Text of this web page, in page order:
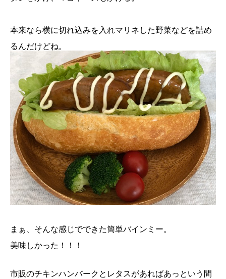
本来なら横に切れ込みを入れマリネした野菜などを詰め
るんだけどね。
まぁ、そんな感じでできた簡単バインミー。
美味しかった！！！
市販のチキンハンバークとレタスがあればあっという間